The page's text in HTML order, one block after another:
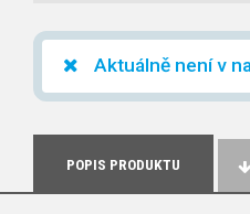
Aktuálně není v
POPIS PRODUKTU